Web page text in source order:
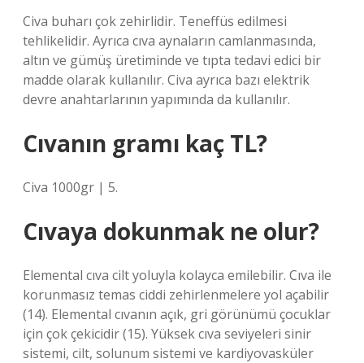
Civa buharı çok zehirlidir. Teneffüs edilmesi
tehlikelidir. Ayrıca cıva aynaların camlanmasında,
altın ve gümüş üretiminde ve tıpta tedavi edici bir
madde olarak kullanılır. Civa ayrıca bazı elektrik
devre anahtarlarının yapımında da kullanılır.
Cıvanın gramı kaç TL?
Civa 1000gr | 5.
Cıvaya dokunmak ne olur?
Elemental cıva cilt yoluyla kolayca emilebilir. Cıva ile
korunmasız temas ciddi zehirlenmelere yol açabilir
(14). Elemental cıvanın açık, gri görünümü çocuklar
için çok çekicidir (15). Yüksek cıva seviyeleri sinir
sistemi, cilt, solunum sistemi ve kardiyovasküler